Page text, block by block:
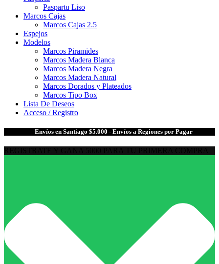
Paspartu Liso
Marcos Cajas
Marcos Cajas 2.5
Espejos
Modelos
Marcos Piramides
Marcos Madera Blanca
Marcos Madera Negra
Marcos Madera Natural
Marcos Dorados y Plateados
Marcos Tipo Box
Lista De Deseos
Acceso / Registro
Envíos en Santiago $5.000 - Envíos a Regiones por Pagar